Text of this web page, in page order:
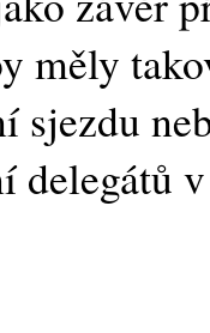
měly
sjezdu
delegátů